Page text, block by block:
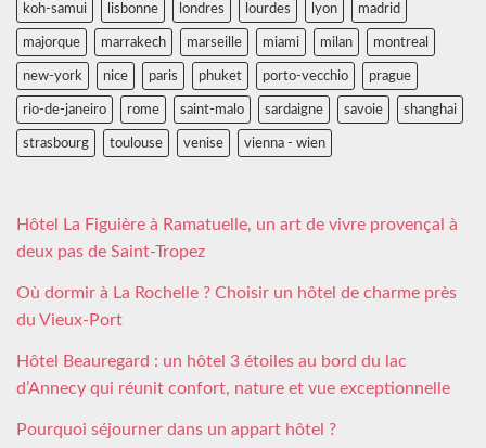
koh-samui lisbonne londres lourdes lyon madrid
majorque marrakech marseille miami milan montreal
new-york nice paris phuket porto-vecchio prague
rio-de-janeiro rome saint-malo sardaigne savoie shanghai
strasbourg toulouse venise vienna - wien
Hôtel La Figuière à Ramatuelle, un art de vivre provençal à
deux pas de Saint-Tropez
Où dormir à La Rochelle ? Choisir un hôtel de charme près
du Vieux-Port
Hôtel Beauregard : un hôtel 3 étoiles au bord du lac
d’Annecy qui réunit confort, nature et vue exceptionnelle
Pourquoi séjourner dans un appart hôtel ?